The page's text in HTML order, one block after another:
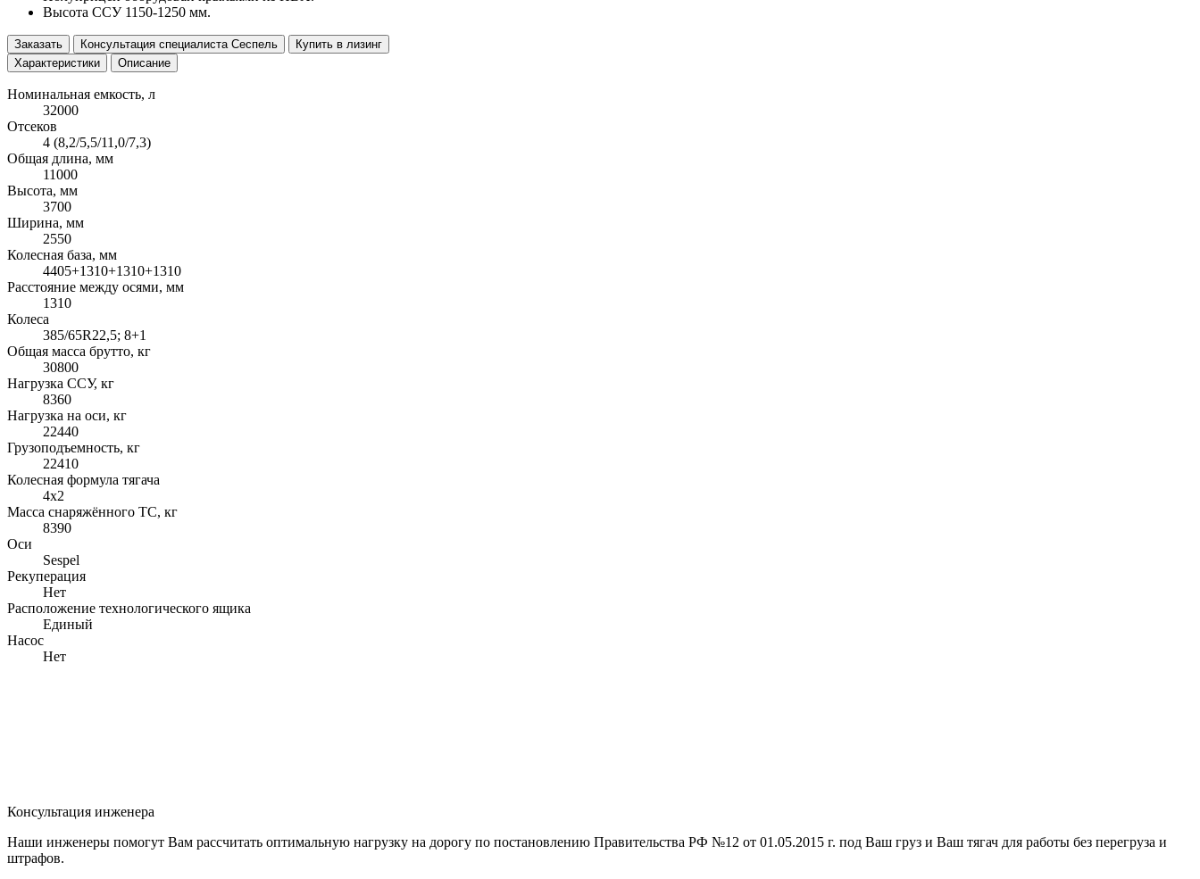
Высота ССУ 1150-1250 мм.
Заказать Консультация специалиста Сеспель
Купить в лизинг
Характеристики
Описание
Номинальная емкость, л
32000
Отсеков
4 (8,2/5,5/11,0/7,3)
Общая длина, мм
11000
Высота, мм
3700
Ширина, мм
2550
Колесная база, мм
4405+1310+1310+1310
Расстояние между осями, мм
1310
Колеса
385/65R22,5; 8+1
Общая масса брутто, кг
30800
Нагрузка ССУ, кг
8360
Нагрузка на оси, кг
22440
Грузоподъемность, кг
22410
Колесная формула тягача
4x2
Масса снаряжённого ТС, кг
8390
Оси
Sespel
Рекуперация
Нет
Расположение технологического ящика
Единый
Насос
Нет
Консультация инженера
Наши инженеры помогут Вам рассчитать оптимальную нагрузку на дорогу по постановлению Правительства РФ №12 от 01.05.2015 г. под Ваш груз и Ваш тягач для работы без перегруза и
штрафов.